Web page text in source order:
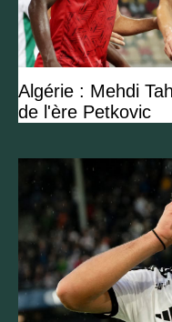
Algérie : Mehdi
de l'ère Petkovic